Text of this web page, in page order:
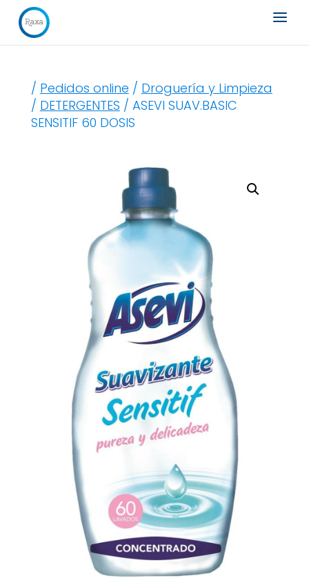
Búsqueda
de
productos
/ Pedidos online / Droguería y Limpieza
/ DETERGENTES / ASEVI SUAV.BASIC
SENSITIF 60 DOSIS